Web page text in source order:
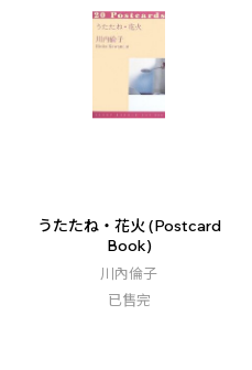
うたたね・花火 (Postcard
Book)
川內倫子
已售完